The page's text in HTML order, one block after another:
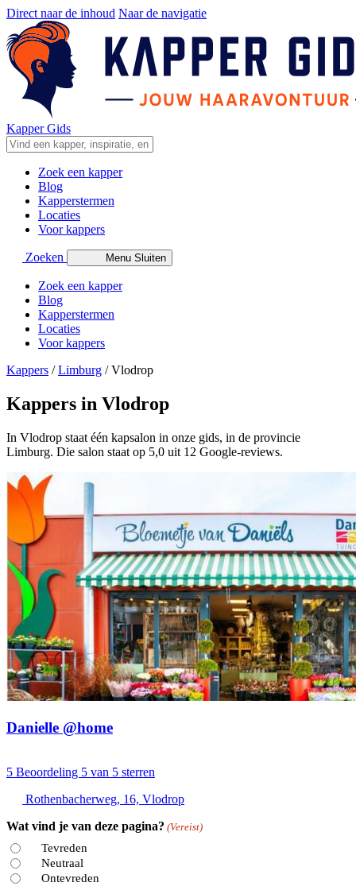
Direct naar de inhoud Naar de navigatie
Kapper Gids
Zoek een kapper
Blog
Kapperstermen
Locaties
Voor kappers
Zoeken Menu Sluiten
Zoek een kapper
Blog
Kapperstermen
Locaties
Voor kappers
Kappers /Limburg /Vlodrop
Kappers in Vlodrop
In Vlodrop staat één kapsalon in onze gids, in de provincie
Limburg. Die salon staat op 5,0 uit 12 Google-reviews.
Danielle @home
5 Beoordeling 5 van 5 sterren
Rothenbacherweg, 16, Vlodrop
Wat vind je van deze pagina? (Vereist)
Tevreden
Neutraal
Ontevreden